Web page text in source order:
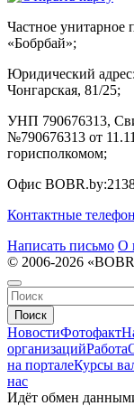
Частное унитарное
«Бобрбай»;
Юридический адрес:
Чонгарская, 81/25;
УНП 790676313,
№790676313 от
горисполкомом;
Офис BOBR.by:
Контактные
Написать письмо О
© 2006-2026
Поиск
НовостиФотофакт
организацийРабота
на порталеКурсы
нас
Идёт обмен